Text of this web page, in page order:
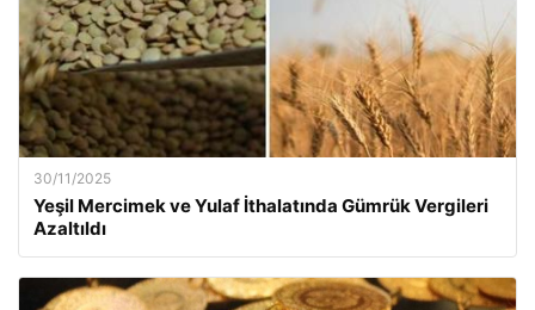
30/11/2025
Yeşil Mercimek ve Yulaf İthalatında Gümrük Vergileri
Azaltıldı